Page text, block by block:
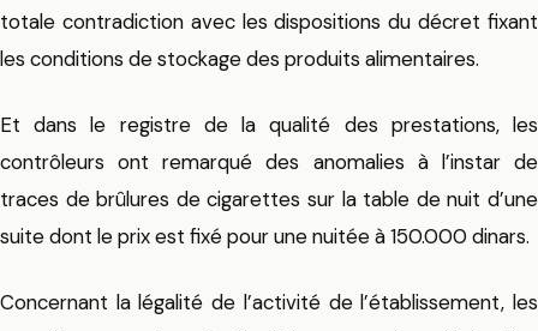
totale contradiction avec les dispositions du décret fixant
les conditions de stockage des produits alimentaires.
Et dans le registre de la qualité des prestations, les
contrôleurs ont remarqué des anomalies à l’instar de
traces de brûlures de cigarettes sur la table de nuit d’une
suite dont le prix est fixé pour une nuitée à 150.000 dinars.
Concernant la légalité de l’activité de l’établissement, les